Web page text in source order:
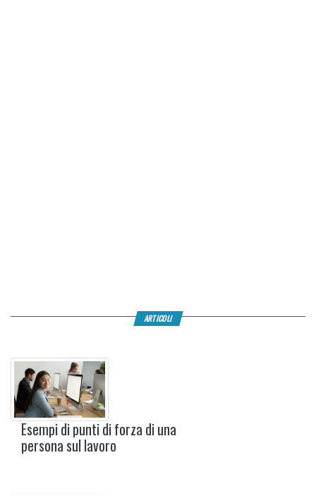
ARTICOLI
Esempi di punti di forza di una
persona sul lavoro